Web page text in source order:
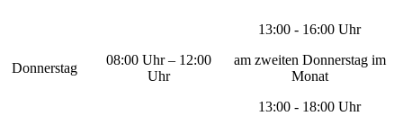
Donnerstag
08:00 Uhr – 12:00
Uhr
13:00 - 16:00 Uhr
am zweiten Donnerstag im
Monat
13:00 - 18:00 Uhr